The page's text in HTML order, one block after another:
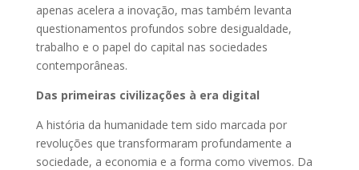
apenas acelera a inovação, mas também levanta
questionamentos profundos sobre desigualdade,
trabalho e o papel do capital nas sociedades
contemporâneas.
Das primeiras civilizações à era digital
A história da humanidade tem sido marcada por
revoluções que transformaram profundamente a
sociedade, a economia e a forma como vivemos. Da